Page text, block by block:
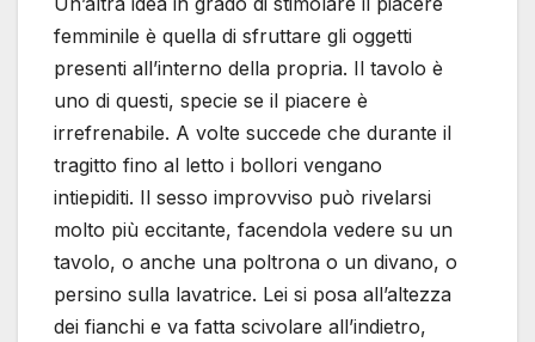
femminile è quella di sfruttare gli oggetti
presenti all’interno della propria. Il tavolo è
uno di questi, specie se il piacere è
irrefrenabile. A volte succede che durante il
tragitto fino al letto i bollori vengano
intiepiditi. Il sesso improvviso può rivelarsi
molto più eccitante, facendola vedere su un
tavolo, o anche una poltrona o un divano, o
persino sulla lavatrice. Lei si posa all’altezza
dei fianchi e va fatta scivolare all’indietro,